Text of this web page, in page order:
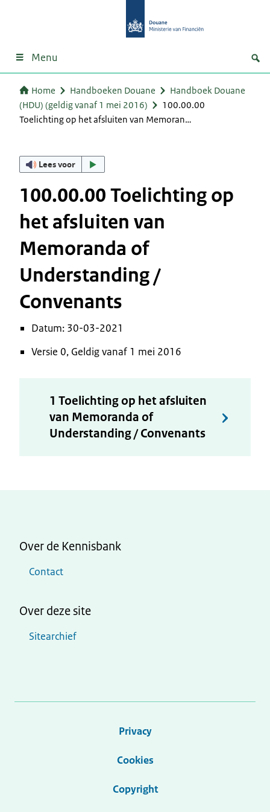
Menu
Home Handboeken Douane
Handboek Douane
(HDU) (geldig vanaf 1 mei 2016)
100.00.00
Toelichting op het afsluiten van Memoran…
Lees voor
100.00.00 Toelichting op
het afsluiten van
Memoranda of
Understanding /
Convenants
Datum: 30-03-2021
Versie 0, Geldig vanaf 1 mei 2016
1 Toelichting op het afsluiten
van Memoranda of
Understanding / Convenants
Over de Kennisbank
Contact
Over deze site
Sitearchief
Privacy
Cookies
Copyright